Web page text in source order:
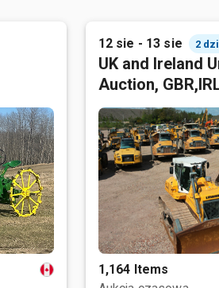
12 sie - 13 sie 2
UK and Ireland
Auction,
1,164 Items